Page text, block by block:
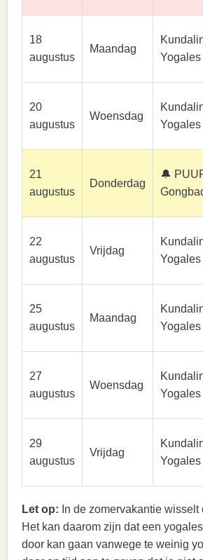
18
augustus
Maandag
Yogales
20
augustus
Woensdag
Yogales
21
augustus
Donderdag
🔔
22
augustus
Vrijdag
Yogales
25
augustus
Maandag
Yogales
27
augustus
Woensdag
Yogales
29
augustus
Vrijdag
Yogales
Let op: In de zomervakantie wisselt
Het kan daarom zijn dat een
door kan gaan vanwege te weinig